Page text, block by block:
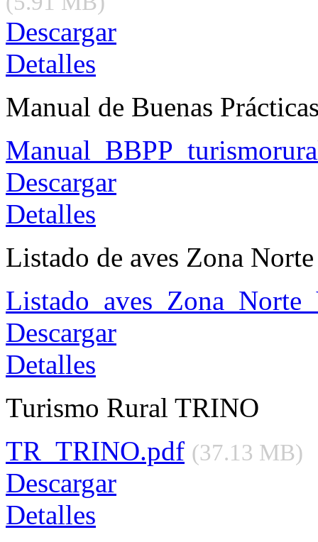
Descargar
Detalles
Manual de Buenas
Descargar
Detalles
Listado de aves Zona
Descargar
Detalles
Turismo Rural TRINO
TR_TRINO.pdf (37.13 MB)
Descargar
Detalles